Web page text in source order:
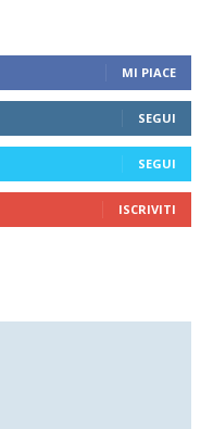
MI PIACE
SEGUI
SEGUI
ISCRIVITI